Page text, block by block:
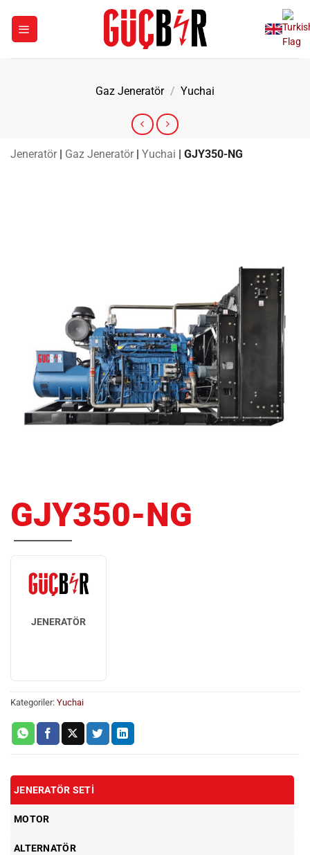
Gaz Jeneratör / Yuchai
Jeneratör | Gaz Jeneratör | Yuchai | GJY350-NG
GJY350-NG
JENERATÖR
Kategoriler: Yuchai
JENERATÖR SETI
MOTOR
ALTERNATÖR